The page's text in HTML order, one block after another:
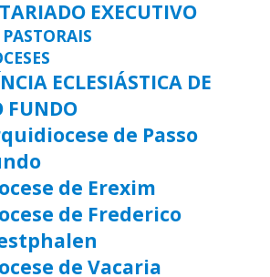
EXECUTIVO
ECLESIÁSTICA DE
FUNDO
de Passo
de Erexim
de Frederico
de Vacaria